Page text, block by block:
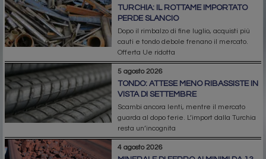
TURCHIA: IL ROTTAME IMPORTATO
PERDE SLANCIO
Dopo il rimbalzo di fine luglio, acquisti più
cauti e tondo debole frenano il mercato.
Offerta Ue ridotta
5 agosto 2026
TONDO: ATTESE MENO RIBASSISTE IN
VISTA DI SETTEMBRE
Scambi ancora lenti, mentre il mercato
guarda al dopo ferie. L’import dalla Turchia
resta un’incognita
4 agosto 2026